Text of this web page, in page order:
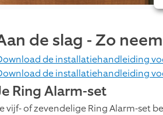
de slag - Zo
de installatiehandleiding
de installatiehandleiding
Ring Alarm-set
vijf- of zevendelige Ring Alarm-set